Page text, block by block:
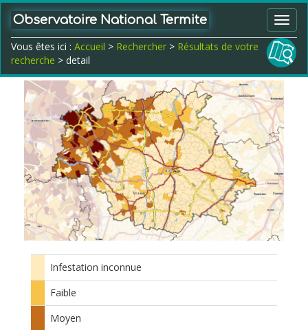
Observatoire National Termite
Vous êtes ici : Accueil > Rechercher > Résultats de votre
recherche > detail
Infestation inconnue
Faible
Moyen